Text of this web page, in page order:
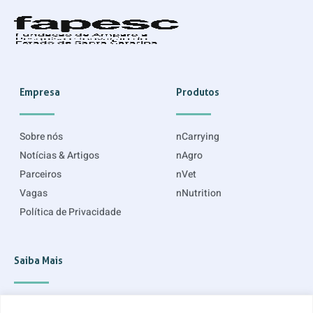
Empresa
Sobre nós
Notícias & Artigos
Parceiros
Vagas
Política de Privacidade
Produtos
nCarrying
nAgro
nVet
nNutrition
Saiba Mais